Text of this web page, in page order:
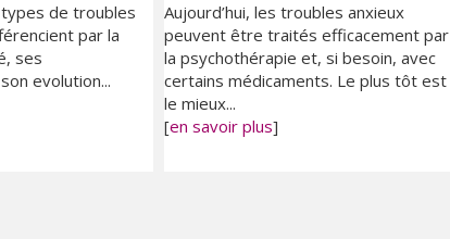
de troubles
par la
ses
evolution...
Aujourd’hui, les troubles anxieux
peuvent être traités efficacement par
la psychothérapie et, si besoin, avec
certains médicaments. Le plus tôt est
le mieux...
[en savoir plus]